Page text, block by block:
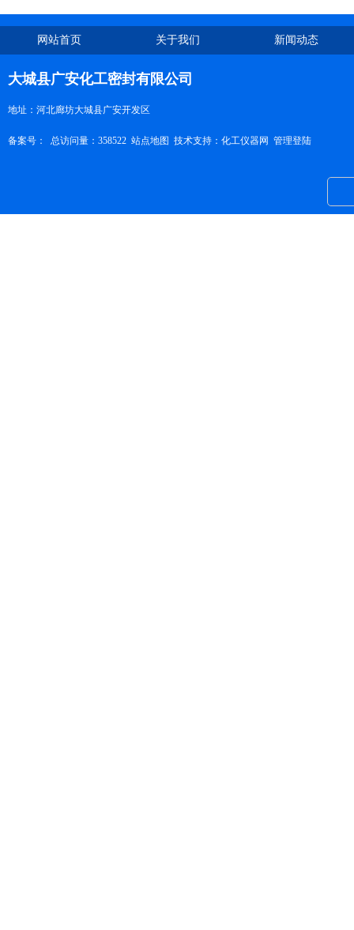
网站首页 关于我们 新闻动态
大城县广安化工密封有限公司
地址：河北廊坊大城县广安开发区
备案号： 总访问量：358522 站点地图 技术支持： 化工仪器网 管理登陆